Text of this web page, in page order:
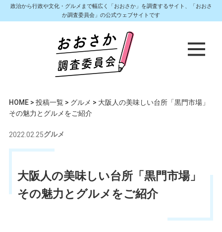
政治から行政や文化・グルメまで幅広く「おおさか」を調査するサイト、「おおさ
か調査委員会」の公式ウェブサイトです
HOME> 投稿一覧> グルメ > 大阪人の美味しい台所「黒門市場」
その魅力とグルメをご紹介
2022.02.25グルメ
大阪人の美味しい台所「黒門市場」
その魅力とグルメをご紹介